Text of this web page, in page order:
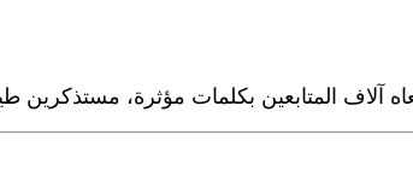
المتابعين بكلمات مؤثرة، مستذكرين